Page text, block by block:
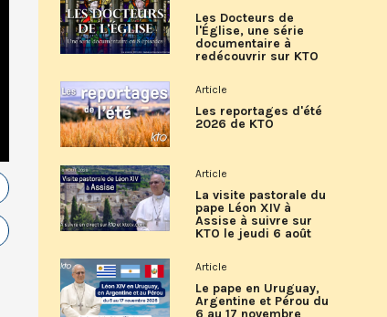
Les Docteurs de
l'Église, une série
documentaire à
redécouvrir sur KTO
Article
Les reportages d'été
2026 de KTO
Article
La visite pastorale du
pape Léon XIV à
Assise à suivre sur
KTO le jeudi 6 août
Article
Le pape en Uruguay,
Argentine et Pérou du
6 au 17 novembre